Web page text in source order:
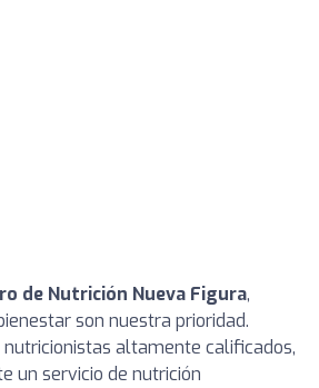
de Nutrición Nueva Figura,
son nuestra prioridad.
nutricionistas altamente calificados,
un servicio de nutrición